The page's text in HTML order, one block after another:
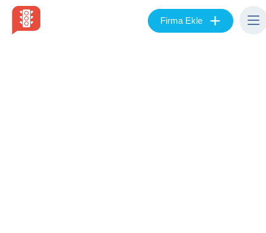
Firma Ekle +